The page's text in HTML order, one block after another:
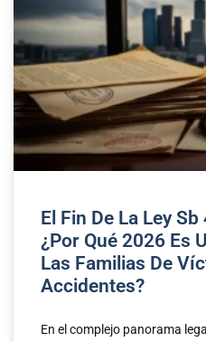
El Fin De La Ley
¿Por Qué 2026 Es
Las Familias De
Accidentes?
En el complejo panorama